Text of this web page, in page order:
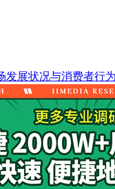
发展状况与消费者行